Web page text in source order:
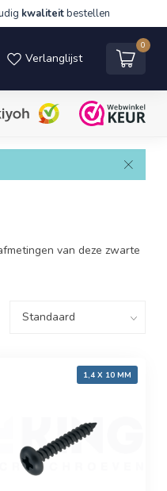
kwaliteitbestellen
Verlanglijst
0
van deze zwarte
1,4 X 10 MM